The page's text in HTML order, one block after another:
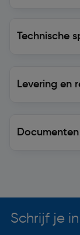
Technische
Levering en
Schrijf je